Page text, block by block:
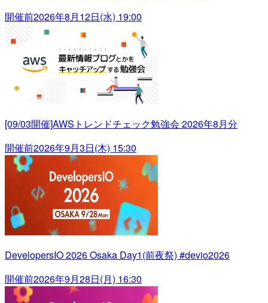
開催前2026年8月12日(水) 19:00
[09/03開催]AWSトレンドチェック勉強会 2026年8月分
開催前2026年9月3日(木) 15:30
DevelopersIO 2026 Osaka Day1(前夜祭) #devio2026
開催前2026年9月28日(月) 16:30